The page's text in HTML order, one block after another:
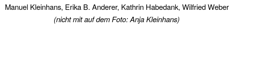
Manuel Kleinhans, Erika B. Anderer, Kathrin Habedank, Wilfried Weber
(nicht mit auf dem Foto: Anja Kleinhans)